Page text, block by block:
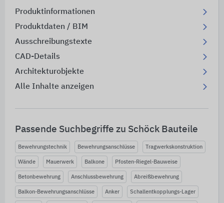
Produktinformationen
Produktdaten / BIM
Ausschreibungstexte
CAD-Details
Architekturobjekte
Alle Inhalte anzeigen
Passende Suchbegriffe zu Schöck Bauteile
Bewehrungstechnik Bewehrungsanschlüsse Tragwerkskonstruktion
Wände Mauerwerk Balkone Pfosten-Riegel-Bauweise
Betonbewehrung Anschlussbewehrung Abreißbewehrung
Balkon-Bewehrungsanschlüsse Anker Schallentkopplungs-Lager